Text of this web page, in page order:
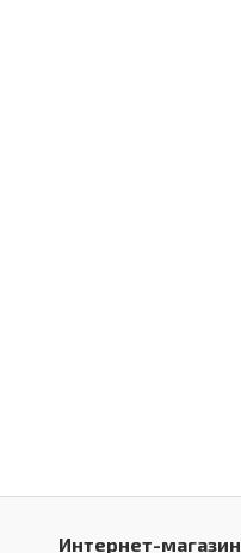
Интернет-магазин